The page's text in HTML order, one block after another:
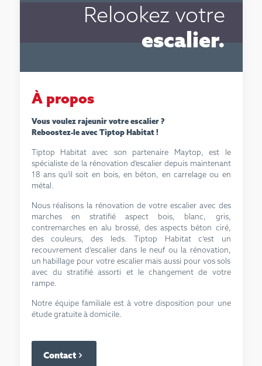
Relookez votre
escalier.
À propos
Vous voulez rajeunir votre escalier ?
Reboostez-le avec Tiptop Habitat !
Tiptop Habitat avec son partenaire Maytop, est le
spécialiste de la rénovation d'escalier depuis maintenant
18 ans qu'il soit en bois, en béton, en carrelage ou en
métal.
Nous réalisons la rénovation de votre escalier avec des
marches en stratifié aspect bois, blanc, gris,
contremarches en alu brossé, des aspects béton ciré,
des couleurs, des leds. Tiptop Habitat c’est un
recouvrement d’escalier dans le neuf ou la rénovation,
un habillage pour votre escalier mais aussi pour vos sols
avec du stratifié assorti et le changement de votre
rampe.
Notre équipe familiale est à votre disposition pour une
étude gratuite à domicile.
Contact